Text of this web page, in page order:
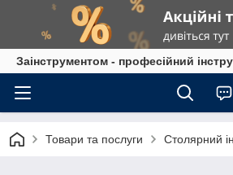
Заінструментом - професійний
Товари та послуги Столярний